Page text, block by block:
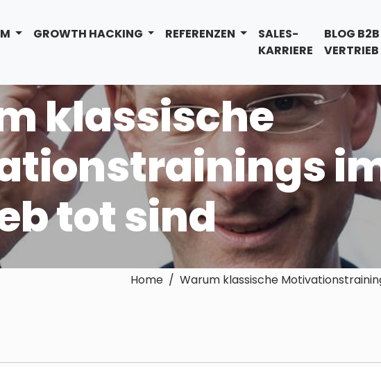
GROWTH HACKING REFERENZEN
SALES-
KARRIERE
BLOG B2B
VERTRIEB
klassische
tot sind
Home / Warum klassische